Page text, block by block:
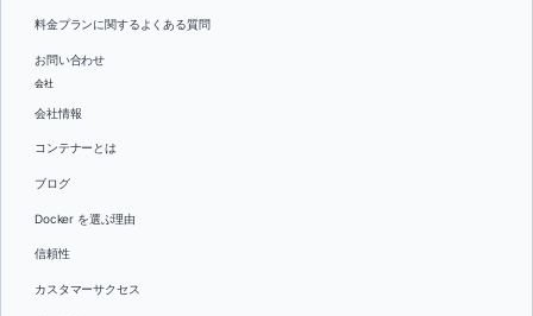
料金プランに関するよくある質問
お問い合わせ
会社
会社情報
コンテナーとは
ブログ
Docker を選ぶ理由
信頼性
カスタマーサクセス